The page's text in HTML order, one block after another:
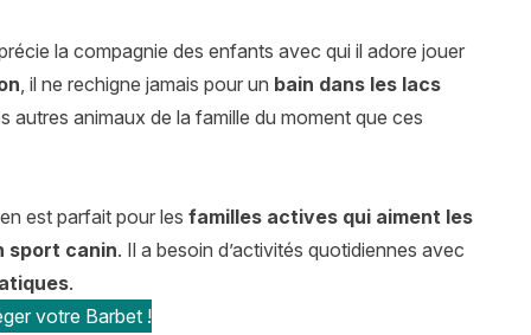
la compagnie des enfants avec qui il adore jouer
, il ne rechigne jamais pour un bain dans les lacs
autres animaux de la famille du moment que ces
est parfait pour les familles actives qui aiment les
sport canin. Il a besoin d’activités quotidiennes avec
.
votre Barbet !